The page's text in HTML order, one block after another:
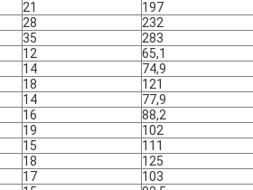
21 197
28 232
35 283
12 65,1
14 74,9
18 121
14 77,9
16 88,2
19 102
15 111
18 125
17 103